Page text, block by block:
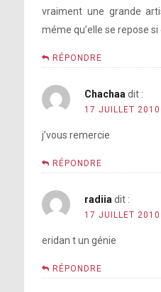
vraiment une grande
méme qu’elle se repose
RÉPONDRE
Chachaa dit :
17 JUILLET
j’vous remercie
RÉPONDRE
radiia dit :
17 JUILLET
eridan t un génie
RÉPONDRE